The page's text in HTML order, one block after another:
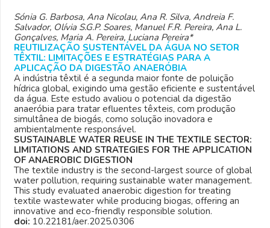
Sónia G. Barbosa, Ana Nicolau, Ana R. Silva, Andreia F.
Salvador, Olívia S.G.P. Soares, Manuel F.R. Pereira, Ana L.
Gonçalves, Maria A. Pereira, Luciana Pereira*
REUTILIZAÇÃO SUSTENTÁVEL DA ÁGUA NO SETOR
TÊXTIL: LIMITAÇÕES E ESTRATÉGIAS PARA A
APLICAÇÃO DA DIGESTÃO ANAERÓBIA
A indústria têxtil é a segunda maior fonte de poluição
hídrica global, exigindo uma gestão eficiente e sustentável
da água. Este estudo avaliou o potencial da digestão
anaeróbia para tratar efluentes têxteis, com produção
simultânea de biogás, como solução inovadora e
ambientalmente responsável.
SUSTAINABLE WATER REUSE IN THE TEXTILE SECTOR:
LIMITATIONS AND STRATEGIES FOR THE APPLICATION
OF ANAEROBIC DIGESTION
The textile industry is the second-largest source of global
water pollution, requiring sustainable water management.
This study evaluated anaerobic digestion for treating
textile wastewater while producing biogas, offering an
innovative and eco-friendly responsible solution.
doi: 10.22181/aer.2025.0306